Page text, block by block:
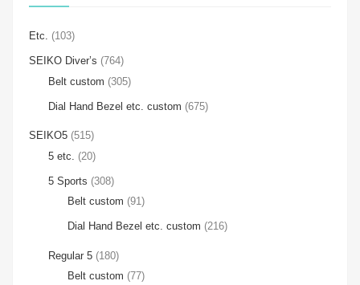
Etc. (103)
SEIKO Diver’s (764)
Belt custom (305)
Dial Hand Bezel etc. custom (675)
SEIKO5 (515)
5 etc.
(20)
5 Sports (308)
Belt custom (91)
Dial Hand Bezel etc. custom (216)
Regular 5 (180)
Belt custom (77)